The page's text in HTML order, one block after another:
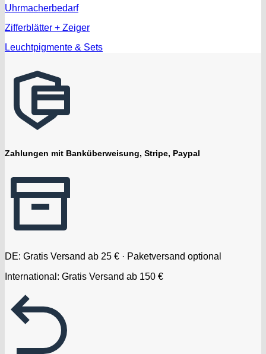
Uhrmacherbedarf
Zifferblätter + Zeiger
Leuchtpigmente & Sets
Zahlungen mit Banküberweisung, Stripe, Paypal
DE: Gratis Versand ab 25 € · Paketversand optional
International: Gratis Versand ab 150 €